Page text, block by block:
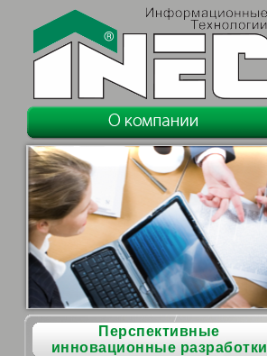
Перспективные
инновационные разработки